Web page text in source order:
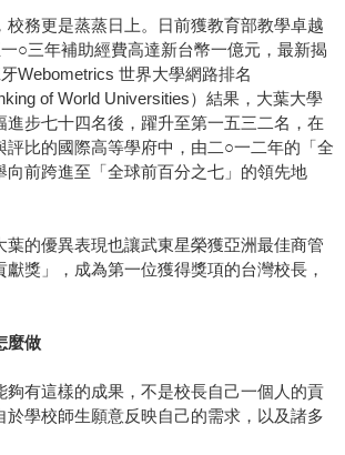
校務更是蒸蒸日上。日前獲教育部教學卓越
○三年補助經費高達新台幣一億元，最新揭
Webometrics 世界大學網路排名
of World Universities）結果，大葉大學
進步七十四名後，躍升至第一五三二名，在
評比的國際高等學府中，由二○一二年的「全
向前跨進至「全球前百分之七」的領先地
葉的優異表現也讓武東星榮獲亞洲最佳商管
獎」，成為第一位獲得獎項的台灣校長，
麼做
夠有這樣的成果，不是校長自己一個人的貢
於學校師生願意反映自己的需求，以及諸多